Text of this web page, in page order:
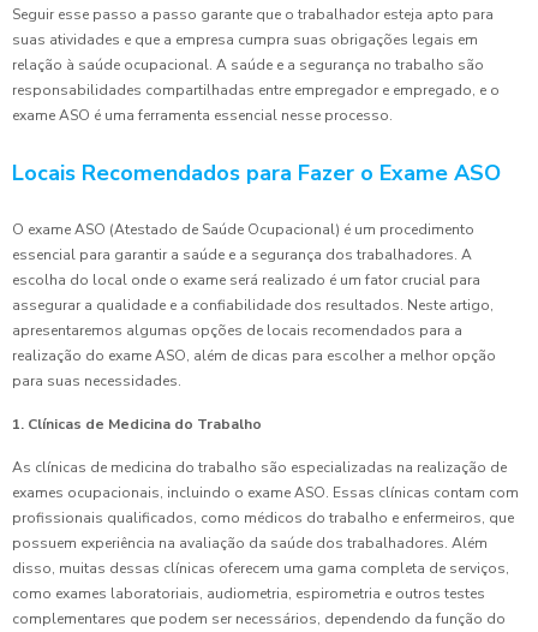
Seguir esse passo a passo garante que o trabalhador esteja apto para
suas atividades e que a empresa cumpra suas obrigações legais em
relação à saúde ocupacional. A saúde e a segurança no trabalho são
responsabilidades compartilhadas entre empregador e empregado, e o
exame ASO é uma ferramenta essencial nesse processo.
Locais Recomendados para Fazer o Exame ASO
O exame ASO (Atestado de Saúde Ocupacional) é um procedimento
essencial para garantir a saúde e a segurança dos trabalhadores. A
escolha do local onde o exame será realizado é um fator crucial para
assegurar a qualidade e a confiabilidade dos resultados. Neste artigo,
apresentaremos algumas opções de locais recomendados para a
realização do exame ASO, além de dicas para escolher a melhor opção
para suas necessidades.
1. Clínicas de Medicina do Trabalho
As clínicas de medicina do trabalho são especializadas na realização de
exames ocupacionais, incluindo o exame ASO. Essas clínicas contam com
profissionais qualificados, como médicos do trabalho e enfermeiros, que
possuem experiência na avaliação da saúde dos trabalhadores. Além
disso, muitas dessas clínicas oferecem uma gama completa de serviços,
como exames laboratoriais, audiometria, espirometria e outros testes
complementares que podem ser necessários, dependendo da função do